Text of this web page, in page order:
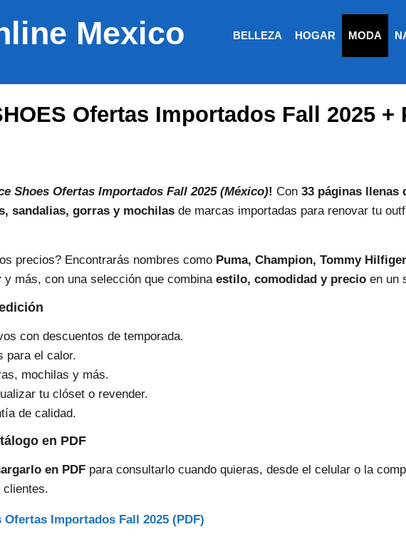
Mexico BELLEZA HOGAR MODA
Ofertas Importados Fall 2025 +
Shoes Ofertas Importados Fall 2025 (México)! Con 33 páginas llenas
sandalias, gorras y mochilas de marcas importadas para renovar tu
precios? Encontrarás nombres como Puma, Champion, Tommy
y más, con una selección que combina estilo, comodidad y precio en un
con descuentos de temporada.
para el calor.
mochilas y más.
tu clóset o revender.
de calidad.
en PDF
en PDF para consultarlo cuando quieras, desde el celular o la
Importados Fall 2025 (PDF)